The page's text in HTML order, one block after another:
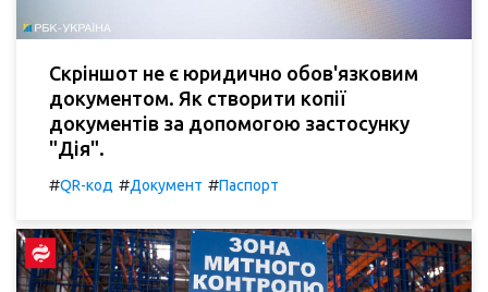
Скріншот не є юридично обов'язковим
документом. Як створити копії
документів за допомогою застосунку
"Дія".
#QR-код #Документ #Паспорт